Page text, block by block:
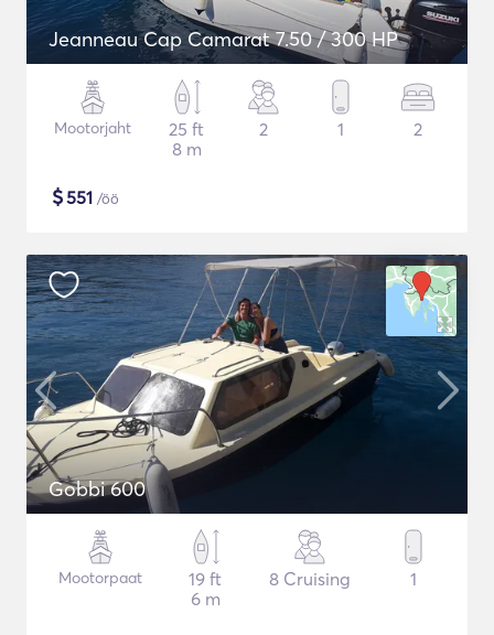
Jeanneau Cap Camarat 7.50 / 300 HP
Mootorjaht
25 ft
8 m
2 1 2
$551 /öö
Gobbi 600
Mootorpaat
19 ft
6 m
8 Cruising 1